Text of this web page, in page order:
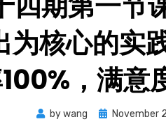
为核心的实
，满意
bywang
PostedNovember